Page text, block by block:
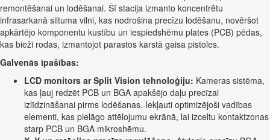
remontēšanai un lodēšanai. Šī stacija izmanto koncentrētu
infrasarkanā siltuma vilni, kas nodrošina precīzu lodēšanu, novēršot
apkārtējo komponentu kustību un iespiedshēmu plates (PCB) pēdas,
kas bieži rodas, izmantojot parastos karstā gaisa pistoles.
Galvenās īpašības:
LCD monitors ar Split Vision tehnoloģiju: Kameras sistēma,
kas ļauj redzēt PCB un BGA apakšējo daļu precīzai
izlīdzināšanai pirms lodēšanas. Iekļauti optimizējoši vadības
elementi, kas pielāgo attēlojumu ekrānā, lai izceltu kontaktzonas
starp PCB un BGA mikroshēmu.